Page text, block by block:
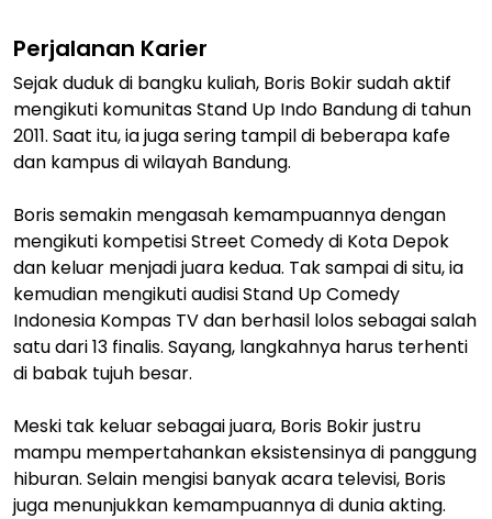
Perjalanan Karier
Sejak duduk di bangku kuliah, Boris Bokir sudah aktif
mengikuti komunitas Stand Up Indo Bandung di tahun
2011. Saat itu, ia juga sering tampil di beberapa kafe
dan kampus di wilayah Bandung.
Boris semakin mengasah kemampuannya dengan
mengikuti kompetisi Street Comedy di Kota Depok
dan keluar menjadi juara kedua. Tak sampai di situ, ia
kemudian mengikuti audisi Stand Up Comedy
Indonesia Kompas TV dan berhasil lolos sebagai salah
satu dari 13 finalis. Sayang, langkahnya harus terhenti
di babak tujuh besar.
Meski tak keluar sebagai juara, Boris Bokir justru
mampu mempertahankan eksistensinya di panggung
hiburan. Selain mengisi banyak acara televisi, Boris
juga menunjukkan kemampuannya di dunia akting.